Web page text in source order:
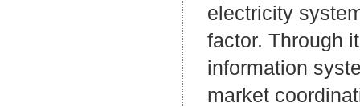
electricity
factor. Through
information
market